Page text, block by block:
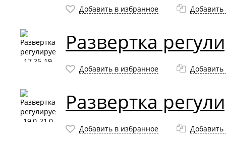
Добавить в избранное Добавить
Развертка
Добавить в избранное Добавить
Развертка
Добавить в избранное Добавить